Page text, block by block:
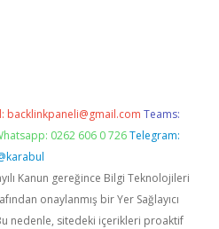
backlinkpaneli@gmail.com Teams:
0262 606 0 726 Telegram:
Kanun gereğince Bilgi Teknolojileri
onaylanmış bir Yer Sağlayıcı
nedenle, sitedeki içerikleri proaktif